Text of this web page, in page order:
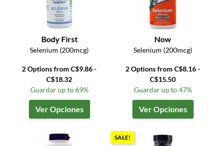
Body First
Selenium (200mcg)
2 Options from C$9.86 -
C$18.32
Guardar up to 69%
Ver Opciones
Now
Selenium (200mcg)
2 Options from C$8.16 -
C$15.50
Guardar up to 47%
Ver Opciones
SALE!